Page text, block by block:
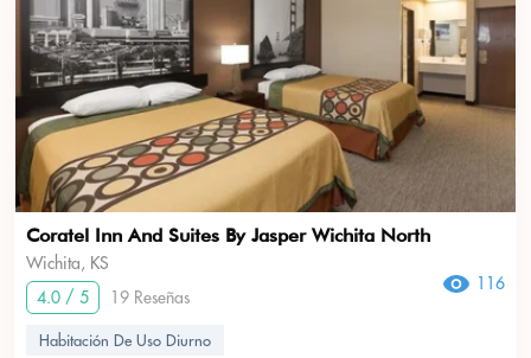
Coratel Inn And Suites By Jasper Wichita North
Wichita, KS
4.0 / 5
19 Reseñas
116
Habitación De Uso Diurno